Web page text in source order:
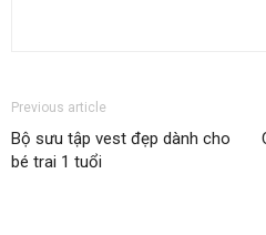
Previous article
Bộ sưu tập vest đẹp dành cho
bé trai 1 tuổi